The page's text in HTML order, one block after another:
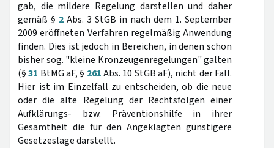
gab, die mildere Regelung darstellen und daher
gemäß § 2 Abs. 3 StGB in nach dem 1. September
2009 eröffneten Verfahren regelmäßig Anwendung
finden. Dies ist jedoch in Bereichen, in denen schon
bisher sog. "kleine Kronzeugenregelungen" galten
(§31 BtMG aF, § 261Abs. 10 StGB aF), nicht der Fall.
Hier ist im Einzelfall zu entscheiden, ob die neue
oder die alte Regelung der Rechtsfolgen einer
Aufklärungs- bzw. Präventionshilfe in ihrer
Gesamtheit die für den Angeklagten günstigere
Gesetzeslage darstellt.